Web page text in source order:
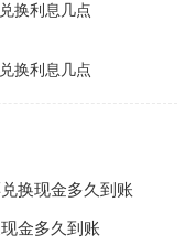
换利息几点
换利息几点
换现金多久到账
金多久到账